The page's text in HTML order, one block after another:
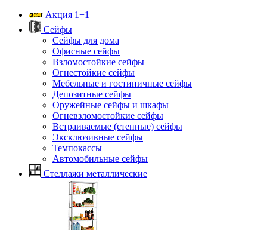
Акция 1+1
Сейфы
Сейфы для дома
Офисные сейфы
Взломостойкие сейфы
Огнестойкие сейфы
Мебельные и гостиничные сейфы
Депозитные сейфы
Оружейные сейфы и шкафы
Огневзломостойкие сейфы
Встраиваемые (стенные) сейфы
Эксклюзивные сейфы
Темпокассы
Автомобильные сейфы
Стеллажи металлические